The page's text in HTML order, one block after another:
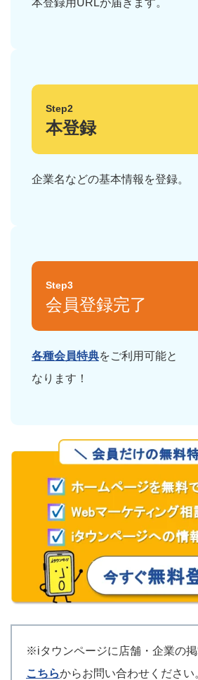
本登録用URLが届きます。
Step2
本登録
企業名などの基本情報を登録。
Step3
会員登録完了
各種会員特典をご利用可能と
なります！
※iタウンページに店舗・企業の掲
こちらからお問い合わせください